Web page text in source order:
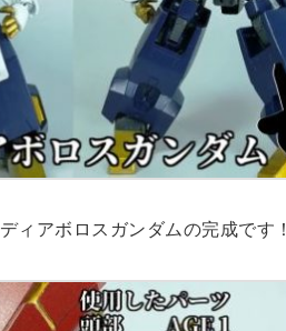
ィアボロスガンダムの完成です！